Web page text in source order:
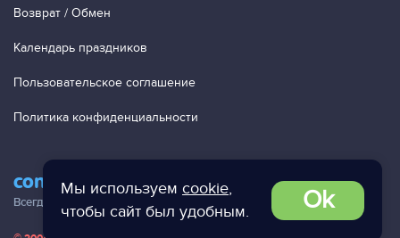
Мы используем cookie,
чтобы сайт был удобным.
Ok
contact@ac-studio.ru
Всегда отвечаем на ваши письма!
Возврат / Обмен
Календарь праздников
Пользовательское соглашение
Политика конфиденциальности